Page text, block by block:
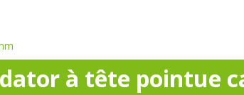
à tête pointue